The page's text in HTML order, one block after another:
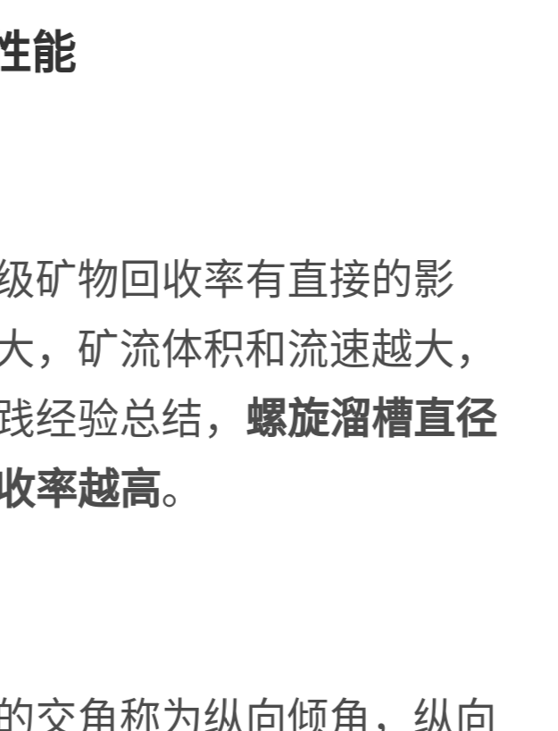
能
矿物回收率有直接的影
矿流体积和流速越大，
验总结， 螺旋溜槽直径
率越高。
交角称为纵向倾角，纵向